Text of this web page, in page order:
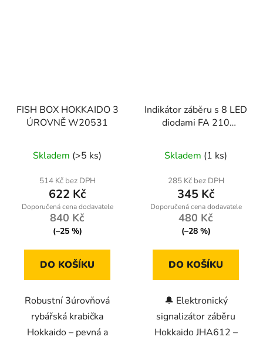
FISH BOX HOKKAIDO 3
ÚROVNĚ W20531
Skladem (>5 ks)
514 Kč bez DPH
622 Kč
840 Kč
(–25 %)
DO KOŠÍKU
Robustní 3úrovňová
rybářská krabička
Hokkaido – pevná a
Indikátor záběru s 8 LED
diodami FA 210
FISING
hodnocení
produktu
je
4,1
z
hvězdiček.
Skladem (1 ks)
285 Kč bez DPH
345 Kč
480 Kč
(–28 %)
DO KOŠÍKU
🔔 Elektronický
signalizátor záběru
Hokkaido JHA612 –